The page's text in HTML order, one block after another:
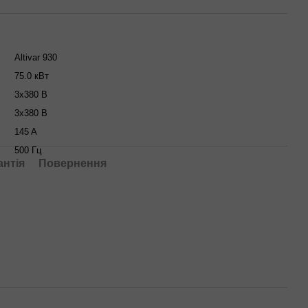
Altivar 930
75.0 кВт
3x380 В
3x380 В
145 A
500 Гц
Повернення